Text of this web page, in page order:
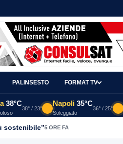
PALINSESTO FORMAT TV
38°C
38° / 23°
Napoli 35°C
Soleggiato
36° / 25°
sostenibile”5 ORE FA